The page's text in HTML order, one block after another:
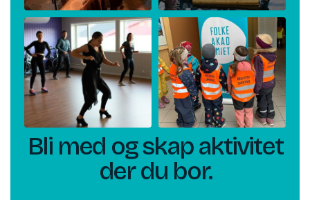
Bli med og skap aktivitet
der du bor.